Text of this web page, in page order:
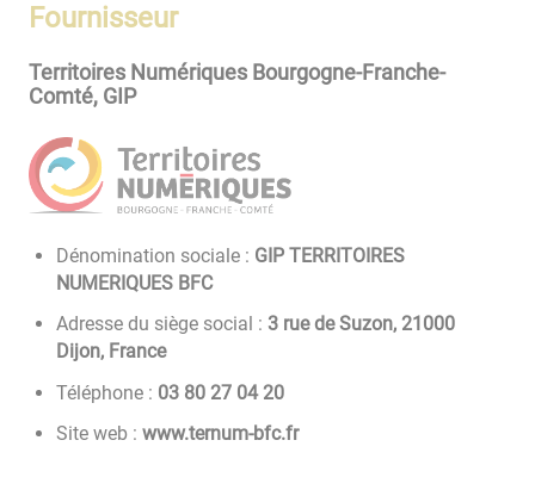
Fournisseur
Territoires Numériques Bourgogne-Franche-
Comté, GIP
Dénomination sociale : GIP TERRITOIRES
NUMERIQUES BFC
Adresse du siège social :3 rue de Suzon, 21000
Dijon, France
Téléphone : 02 40 72 08 30
Site web : www.ternum-bfc.fr